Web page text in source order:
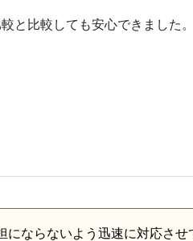
と比較しても安心できました。
ならないよう迅速に対応させ